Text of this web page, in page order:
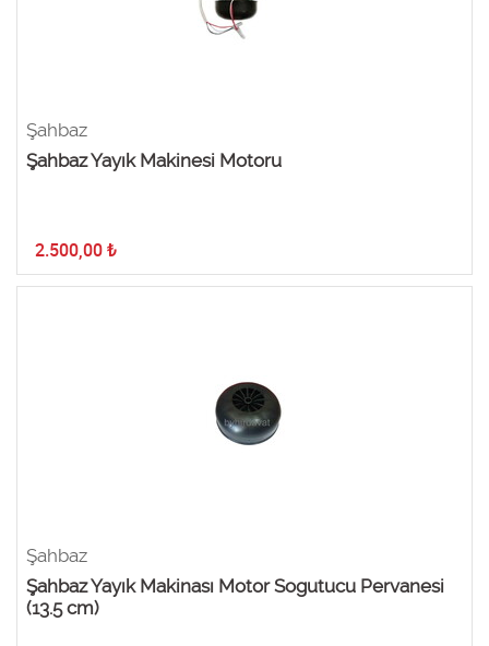
Şahbaz
Şahbaz Yayık Makinesi Motoru
2.500,00 ₺
Şahbaz
Şahbaz Yayık Makinası Motor Sogutucu Pervanesi
(13.5 cm)